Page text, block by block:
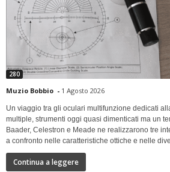
280
Muzio Bobbio - 1 Agosto 2026
Un viaggio tra gli oculari multifunzione dedicati
multiple, strumenti oggi quasi dimenticati ma un
Baader, Celestron e Meade ne realizzarono tre
a confronto nelle caratteristiche ottiche e nelle
Continua a leggere